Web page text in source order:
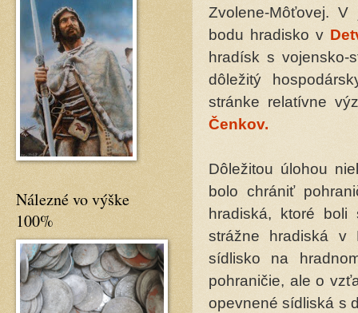
Zvolene-Môťovej.
bodu hradisko v
hradísk s vojensko-
dôležitý
stránke relatívne
Čenkov.
Dôležitou úlohou
bolo chrániť
hradiská, ktoré
strážne hradiská v
sídlisko na
pohraničie, ale o
opevnené sídliská s
Nálezné vo výške
100%